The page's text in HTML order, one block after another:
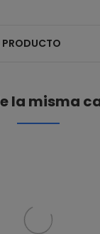
PRODUCTO
la misma